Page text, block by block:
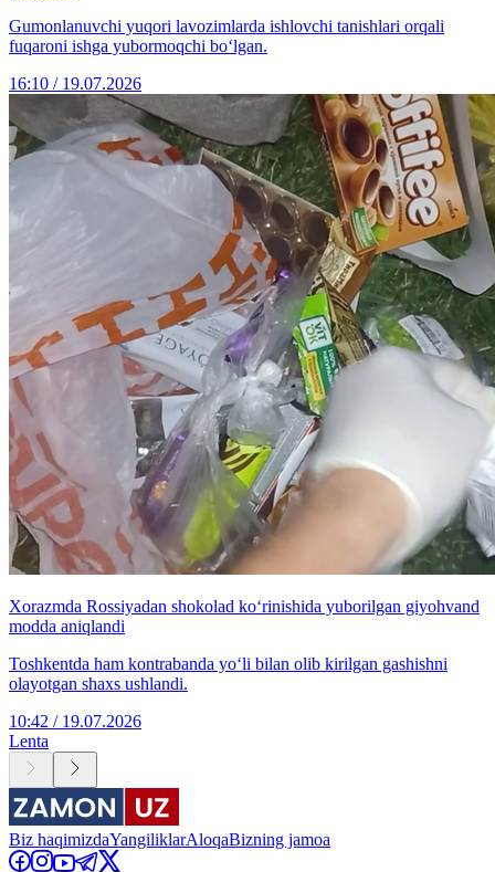
Gumonlanuvchi yuqori lavozimlarda ishlovchi tanishlari orqali
fuqaroni ishga yubormoqchi bo‘lgan.
16:10 / 19.07.2026
Xorazmda Rossiyadan shokolad ko‘rinishida yuborilgan giyohvand
modda aniqlandi
Toshkentda ham kontrabanda yo‘li bilan olib kirilgan gashishni
olayotgan shaxs ushlandi.
10:42 / 19.07.2026
Lenta
Biz haqimizdaYangiliklarAloqaBizning jamoa